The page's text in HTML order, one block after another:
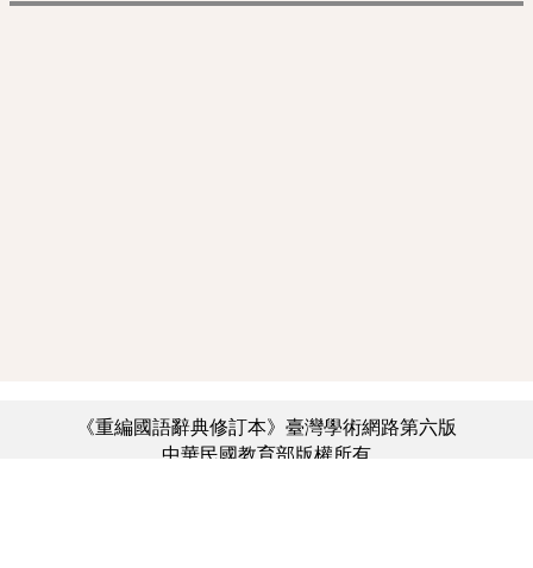
《重編國語辭典修訂本》臺灣學術網路第六版
中華民國教育部版權所有